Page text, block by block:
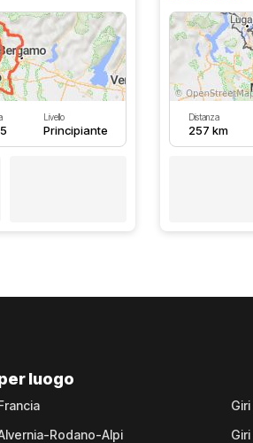
Livello
Principiante
Distanza
257 km
luogo
Rodano-Alpi